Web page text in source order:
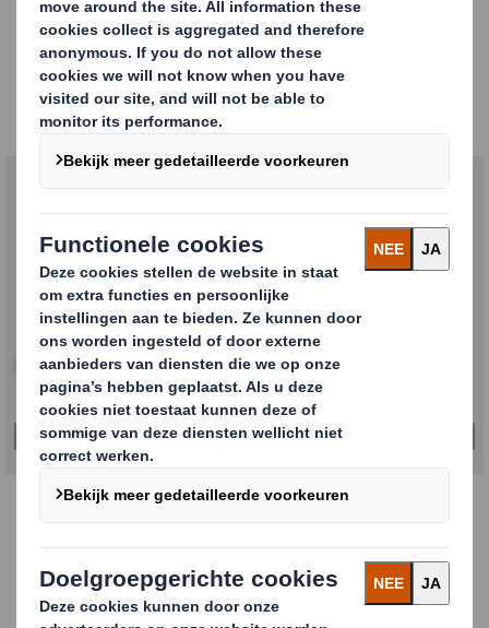
👉 Meer informatie en registratie via deEngelstalige
inschrijfpagina
Kunt u niet live deelnemen? De sessie is na afloop on
demand beschikbaar.
Carousel. Use previous and next buttons to move
Klik om de afbeelding te vergroten
SCHRIJF JE NU IN